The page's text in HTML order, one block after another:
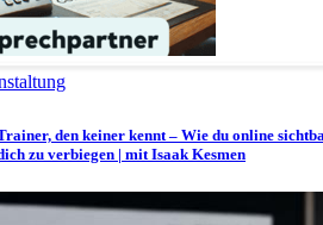
den keiner kennt – Wie du online
zu verbiegen | mit Isaak Kesmen